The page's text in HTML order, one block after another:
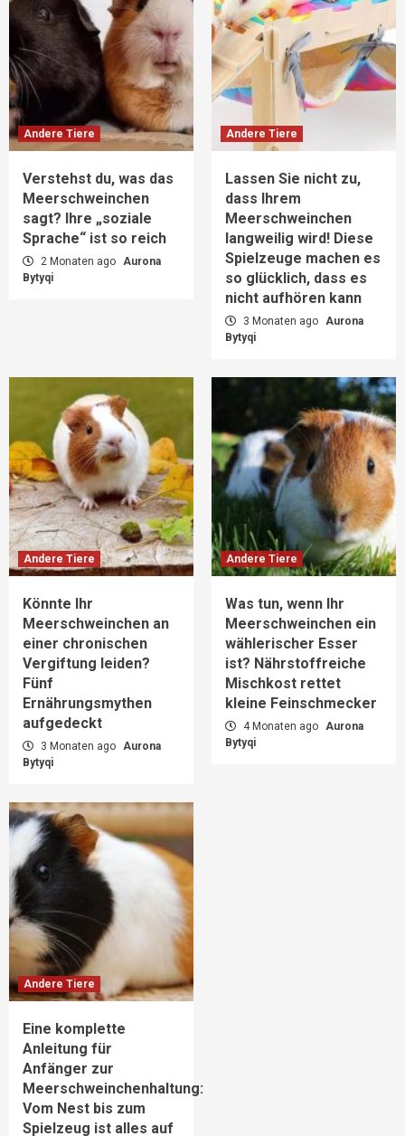
Andere Tiere
Verstehst du, was das
Meerschweinchen
sagt? Ihre „soziale
Sprache“ ist so reich
2 Monaten ago Aurona
Bytyqi
Andere Tiere
Lassen Sie nicht zu,
dass Ihrem
Meerschweinchen
langweilig wird! Diese
Spielzeuge machen es
so glücklich, dass es
nicht aufhören kann
3 Monaten ago Aurona
Bytyqi
Andere Tiere
Könnte Ihr
Meerschweinchen an
einer chronischen
Vergiftung leiden?
Fünf
Ernährungsmythen
aufgedeckt
3 Monaten ago Aurona
Bytyqi
Andere Tiere
Was tun, wenn Ihr
Meerschweinchen ein
wählerischer Esser
ist? Nährstoffreiche
Mischkost rettet
kleine Feinschmecker
4 Monaten ago Aurona
Bytyqi
Andere Tiere
Eine komplette
Anleitung für
Anfänger zur
Meerschweinchenhaltung:
Vom Nest bis zum
Spielzeug ist alles auf